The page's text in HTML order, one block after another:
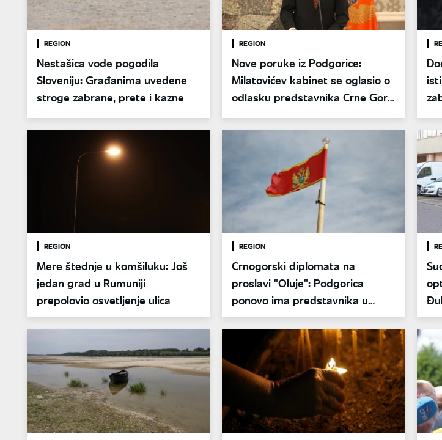
REGION
Nestašica vode pogodila
Sloveniju: Građanima uvedene
stroge zabrane, prete i kazne
REGION
Nove poruke iz Podgorice:
Milatovićev kabinet se oglasio o
odlasku predstavnika Crne Gore
u Knin
REGION
Mere štednje u komšiluku: Još
jedan grad u Rumuniji
prepolovio osvetljenje ulica
REGION
Crnogorski diplomata na
proslavi "Oluje": Podgorica
ponovo ima predstavnika u
Kninu